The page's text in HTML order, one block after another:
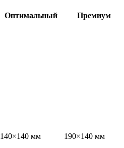
Оптимальный Премиум
140×140 мм 190×140 мм